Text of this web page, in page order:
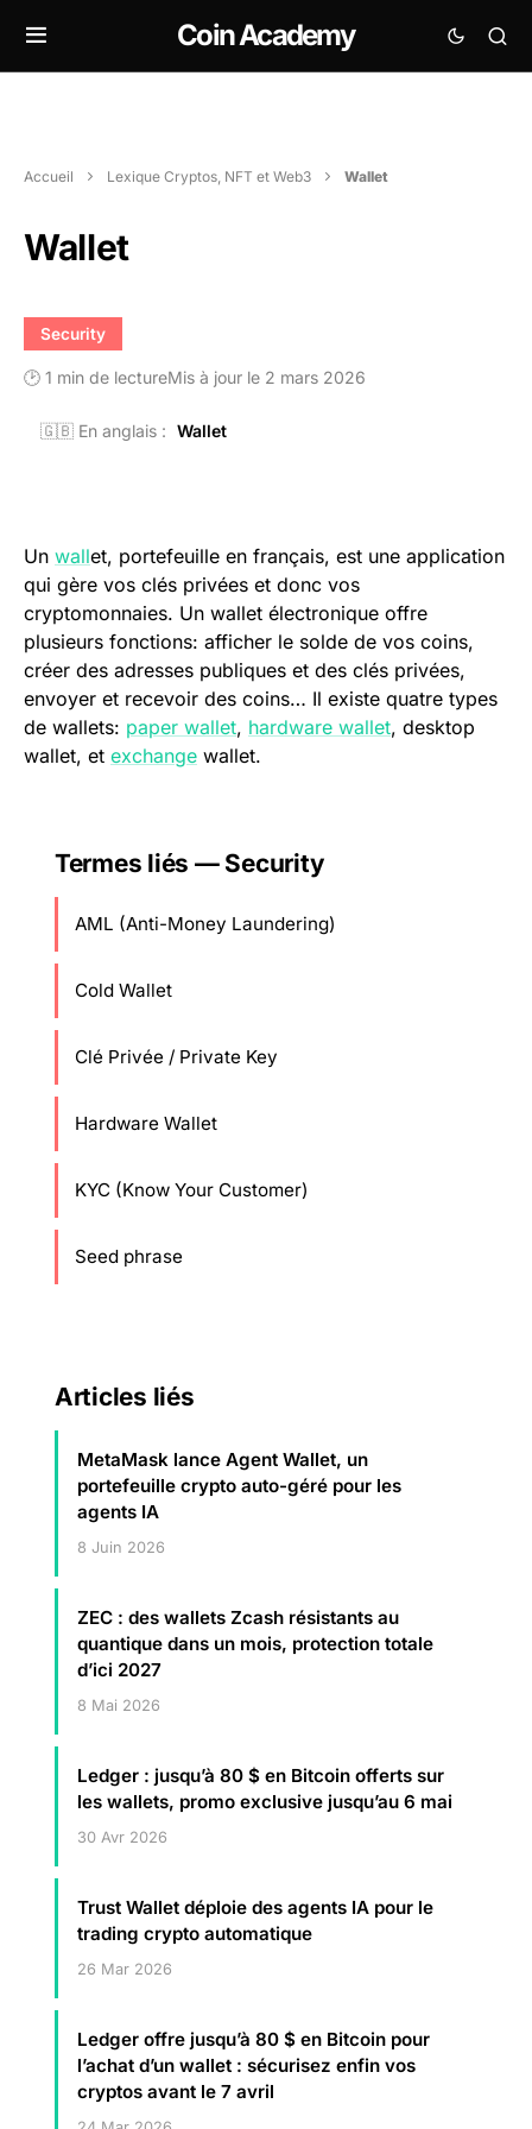
Coin Academy
Accueil Lexique Cryptos, NFT et Web3 Wallet
Wallet
Security
🕑 1 min de lectureMis à jour le 2 mars 2026
🇬🇧 En anglais : Wallet
Un wallet, portefeuille en français, est une application
qui gère vos clés privées et donc vos
cryptomonnaies. Un wallet électronique offre
plusieurs fonctions: afficher le solde de vos coins,
créer des adresses publiques et des clés privées,
envoyer et recevoir des coins… Il existe quatre types
de wallets: paper wallet, hardware wallet, desktop
wallet, et exchange wallet.
Termes liés — Security
AML (Anti-Money Laundering)
Cold Wallet
Clé Privée / Private Key
Hardware Wallet
KYC (Know Your Customer)
Seed phrase
Articles liés
MetaMask lance Agent Wallet, un
portefeuille crypto auto-géré pour les
agents IA
8 Juin 2026
ZEC : des wallets Zcash résistants au
quantique dans un mois, protection totale
d’ici 2027
8 Mai 2026
Ledger : jusqu’à 80 $ en Bitcoin offerts sur
les wallets, promo exclusive jusqu’au 6 mai
30 Avr 2026
Trust Wallet déploie des agents IA pour le
trading crypto automatique
26 Mar 2026
Ledger offre jusqu’à 80 $ en Bitcoin pour
l’achat d’un wallet : sécurisez enfin vos
cryptos avant le 7 avril